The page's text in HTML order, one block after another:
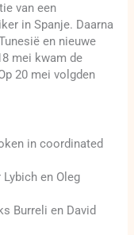
van een
in Spanje. Daarna
en nieuwe
mei kwam de
20 mei volgden
in coordinated
en Oleg
Burreli en David